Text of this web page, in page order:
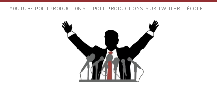
Aller
EXTERNES
POLIT'PRODUCTIONS
YOUTUBE POLITPRODUCTIONS POLITPRODUCTIONS SUR TWITTER ÉCOLE